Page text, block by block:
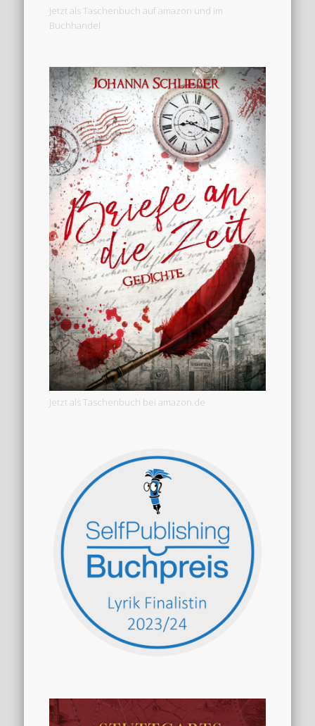
Jetzt als Taschenbuch auf amazon und im
Buchhandel
Jetzt als Taschenbuch bei amazon.de